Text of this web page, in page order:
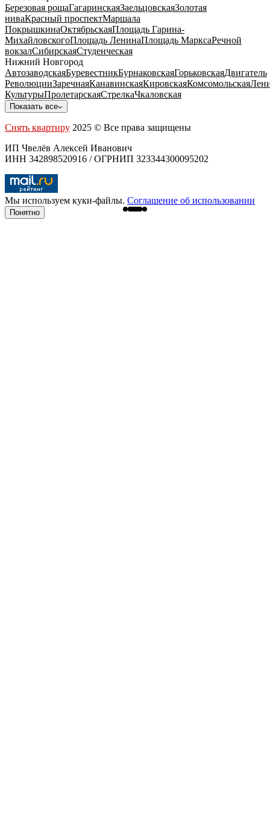
Березовая рощаГагаринскаяЗаельцовскаяЗолотая
ниваКрасный проспектМаршала
ПокрышкинаОктябрьскаяПлощадь Гарина-
МихайловскогоПлощадь ЛенинаПлощадь МарксаРечной
вокзалСибирскаяСтуденческая
Нижний Новгород
АвтозаводскаяБуревестникБурнаковскаяГорьковскаяДвигатель
РеволюцииЗаречнаяКанавинскаяКировскаяКомсомольская
КультурыПролетарскаяСтрелкаЧкаловская
Показать все
Снять квартиру 2025 © Все права защищены
ИП Чвелёв Алексей Иванович
ИНН 342898520916 / ОГРНИП 323344300095202
Мы используем куки-файлы. Соглашение об использовании
Понятно